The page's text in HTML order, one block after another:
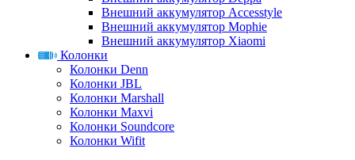
Внешний аккумулятор Accesstyle
Внешний аккумулятор Mophie
Внешний аккумулятор Xiaomi
Колонки
Колонки Denn
Колонки JBL
Колонки Marshall
Колонки Maxvi
Колонки Soundcore
Колонки Wifit